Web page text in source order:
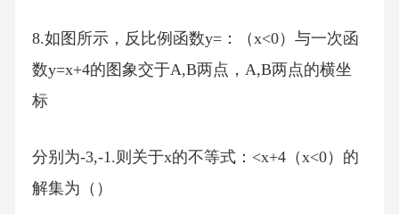
8.如图所示，反比例函数y=：（x<0）与一次函
数y=x+4的图象交于A,B两点，A,B两点的横坐
标
分别为-3,-1.则关于x的不等式：<x+4（x<0）的
解集为（）